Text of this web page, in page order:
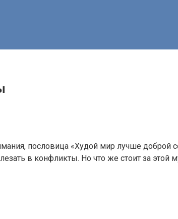
пословица «Худой мир лучше доброй
в конфликты. Но что же стоит за этой